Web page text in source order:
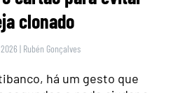
clonado
| Rubén Gonçalves
há um gesto que